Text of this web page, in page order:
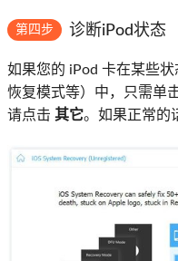
第四步 诊断iPod状态
如果您的 iPod 卡在某些状
恢复模式等）中，只需单
请点击 其它。如果正常的